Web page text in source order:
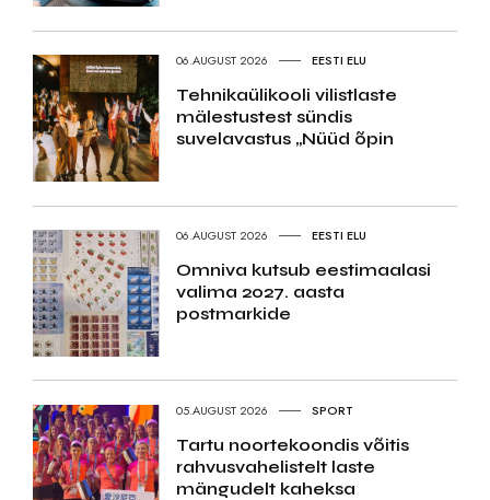
06.AUGUST 2026 EESTI ELU
Tehnikaülikooli vilistlaste
mälestustest sündis
suvelavastus „Nüüd õpin
06.AUGUST 2026 EESTI ELU
Omniva kutsub eestimaalasi
valima 2027. aasta
postmarkide
05.AUGUST 2026 SPORT
Tartu noortekoondis võitis
rahvusvahelistelt laste
mängudelt kaheksa